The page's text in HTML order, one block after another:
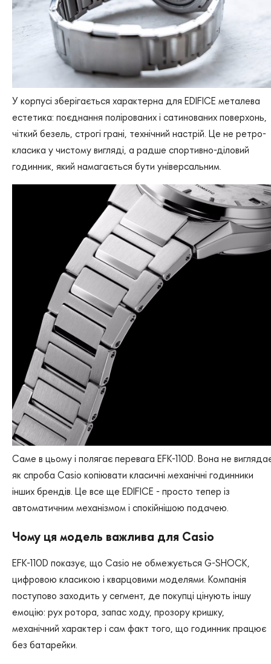
У корпусі зберігається характерна для EDIFICE металева
естетика: поєднання полірованих і сатинованих поверхонь,
чіткий безель, строгі грані, технічний настрій. Це не ретро-
класика у чистому вигляді, а радше спортивно-діловий
годинник, який намагається бути універсальним.
Саме в цьому і полягає перевага EFK-110D. Вона не
як спроба Casio копіювати класичні механічні годинники
інших брендів. Це все ще EDIFICE - просто тепер із
автоматичним механізмом і спокійнішою подачею.
Чому ця модель важлива для Casio
EFK-110D показує, що Casio не обмежується G-SHOCK,
цифровою класикою і кварцовими моделями. Компанія
поступово заходить у сегмент, де покупці цінують іншу
емоцію: рух ротора, запас ходу, прозору кришку,
механічний характер і сам факт того, що годинник працює
без батарейки.